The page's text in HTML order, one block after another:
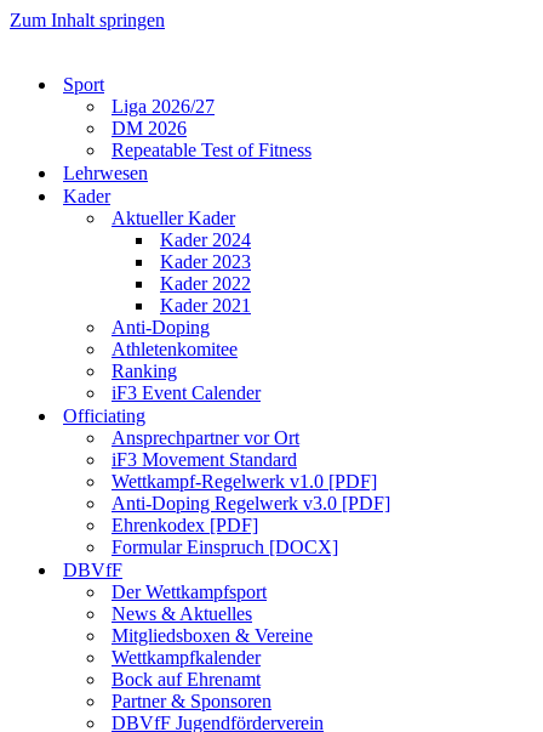
Zum Inhalt springen
Sport
Liga 2026/27
DM 2026
Repeatable Test of Fitness
Lehrwesen
Kader
Aktueller Kader
Kader 2024
Kader 2023
Kader 2022
Kader 2021
Anti-Doping
Athletenkomitee
Ranking
iF3 Event Calender
Officiating
Ansprechpartner vor Ort
iF3 Movement Standard
Wettkampf-Regelwerk v1.0 [PDF]
Anti-Doping Regelwerk v3.0 [PDF]
Ehrenkodex [PDF]
Formular Einspruch [DOCX]
DBVfF
Der Wettkampfsport
News & Aktuelles
Mitgliedsboxen & Vereine
Wettkampfkalender
Bock auf Ehrenamt
Partner & Sponsoren
DBVfF Jugendförderverein